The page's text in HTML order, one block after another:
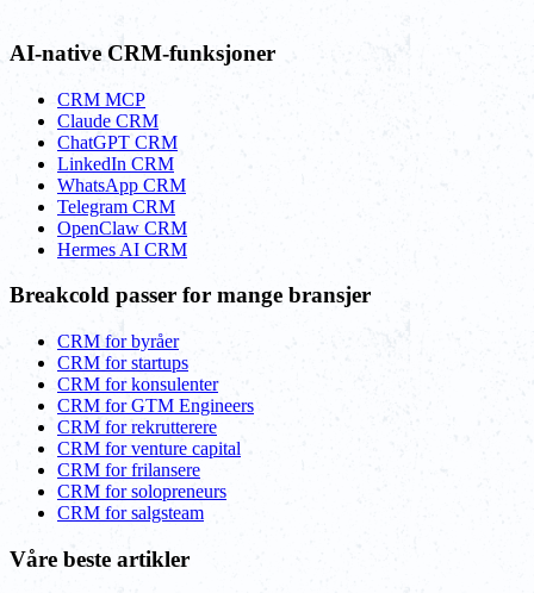
AI-native CRM-funksjoner
CRM MCP
Claude CRM
ChatGPT CRM
LinkedIn CRM
WhatsApp CRM
Telegram CRM
OpenClaw CRM
Hermes AI CRM
Breakcold passer for mange bransjer
CRM for byråer
CRM for startups
CRM for konsulenter
CRM for GTM Engineers
CRM for rekrutterere
CRM for venture capital
CRM for frilansere
CRM for solopreneurs
CRM for salgsteam
Våre beste artikler